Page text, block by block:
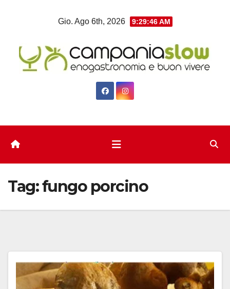
Gio. Ago 6th, 2026 9:29:47 AM
Tag:fungo porcino